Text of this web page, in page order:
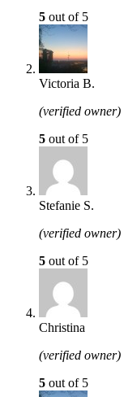
5 out of 5
Victoria B.
(verified owner)
5 out of 5
Stefanie S.
(verified owner)
5 out of 5
Christina
(verified owner)
5 out of 5